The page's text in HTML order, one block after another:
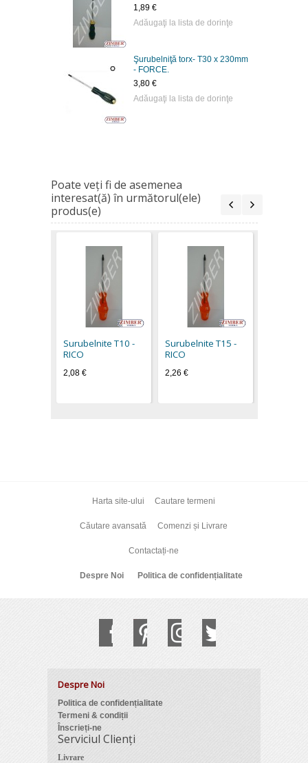
1,89 €
Adăugaţi la lista de dorinţe
Şurubelniţă torx- T30 x 230mm
- FORCE.
3,80 €
Adăugaţi la lista de dorinţe
Poate veţi fi de asemenea
interesat(ă) în următorul(ele)
produs(e)
Surubelnite Т10 -
RICO
2,08 €
Surubelnite Т15 -
RICO
2,26 €
Harta site-ului Cautare termeni
Căutare avansată Comenzi și Livrare
Contactați-ne
Despre Noi Politica de confidențialitate
Despre Noi
Politica de confidențialitate
Termeni & condiții
Înscrieți-ne
Serviciul Clienți
Livrare